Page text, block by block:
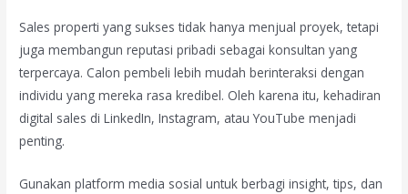
Sales properti yang sukses tidak hanya menjual proyek, tetapi
juga membangun reputasi pribadi sebagai konsultan yang
terpercaya. Calon pembeli lebih mudah berinteraksi dengan
individu yang mereka rasa kredibel. Oleh karena itu, kehadiran
digital sales di LinkedIn, Instagram, atau YouTube menjadi
penting.
Gunakan platform media sosial untuk berbagi insight, tips, dan